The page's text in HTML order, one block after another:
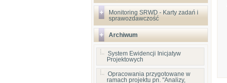
Monitoring SRWD - Karty zadań i
sprawozdawczość
Archiwum
System Ewidencji Inicjatyw
Projektowych
Opracowania przygotowane w
ramach projektu pn. "Analizy,